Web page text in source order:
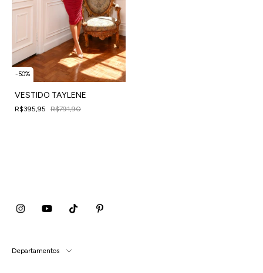
-50%
VESTIDO TAYLENE
R$395,95 R$791,90
Departamentos